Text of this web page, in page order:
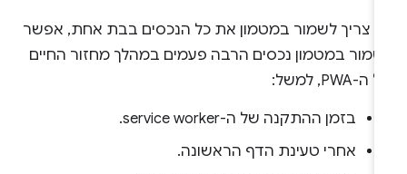
צריך לשמור במטמון את כל הנכסים בבת אחת, אפשר
במטמון נכסים הרבה פעמים במהלך מחזור החיים
בזמן ההתקנה של ה-service worker.
אחרי טעינת הדף הראשונה.